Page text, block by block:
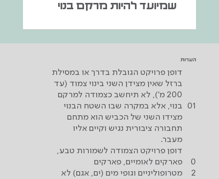
שמיועד להיות מרקם בנוי
הערות
דופן פרויקט הגובלת בדרך או במסילת
ברזל שאין מצידן השני בינוי צמוד (עד
200 מ'), לא תיחשב כצמודה למרקם
בנוי, אלא במקרה שבו השטח הבנוי
מצידו השני של הכביש הוא מתחם
תחבורה ציבורית נגיש וקיים אליו
מעבר.
01
דופן פרויקט הצמודה לשמורות טבע,
פארקים לאומיים, פארקים
מטרופוליניים וגופי מים (ים, אגם) לא
0
2